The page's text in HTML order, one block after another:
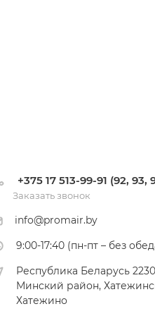
+375 17 513-99-91 (92, 93,
Заказать звонок
info@promair.by
9:00-17:40 (пн-пт – без
Республика Беларусь
Минский район,
Хатежино